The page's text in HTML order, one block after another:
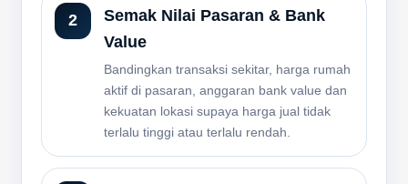
Semak Nilai Pasaran & Bank
Value
Bandingkan transaksi sekitar, harga rumah
aktif di pasaran, anggaran bank value dan
kekuatan lokasi supaya harga jual tidak
terlalu tinggi atau terlalu rendah.